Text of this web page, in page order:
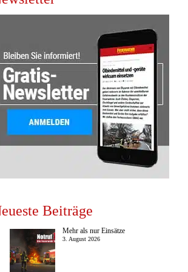
Beiträge
Mehr als nur Einsätze
3. August 2026